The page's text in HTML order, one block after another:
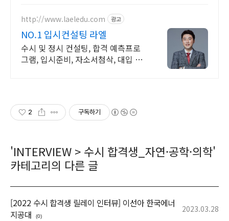
간 단축(3년)
http://www.laeledu.com 광고
NO.1 입시컨설팅 라엘
수시 및 정시 컨설팅, 합격 예측프로
그램, 입시준비, 자소서첨삭, 대입 면
2 구독하기
'INTERVIEW > 수시 합격생_자연·공학·의학'
카테고리의 다른 글
[2022 수시 합격생 릴레이 인터뷰] 이선아 한국에너
지공대
(0)
2023.03.28